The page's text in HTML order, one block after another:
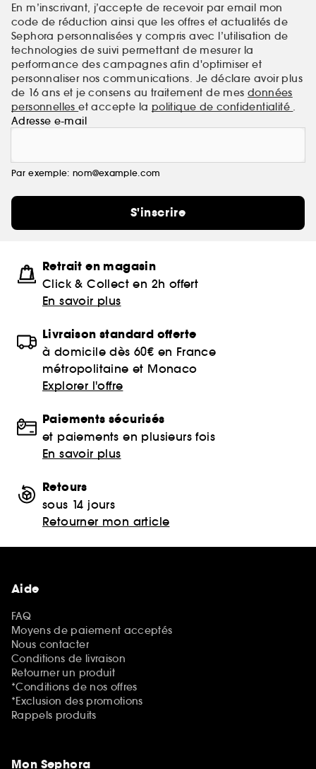
En m’inscrivant, j’accepte de recevoir par email mon
code de réduction ainsi que les offres et actualités de
Sephora personnalisées y compris avec l’utilisation de
technologies de suivi permettant de mesurer la
performance des campagnes afin d'optimiser et
personnaliser nos communications. Je déclare avoir plus
de 16 ans et je consens au traitement de mes données
personnelleset accepte la politique de confidentialité
Adresse e-mail
Par exemple: nom@example.com
S'inscrire
Retrait en magasin
Click & Collect en 2h offert
En savoir plus
Livraison standard offerte
à domicile dès 60€ en France
métropolitaine et Monaco
Explorer l'offre
Paiements sécurisés
et paiements en plusieurs fois
En savoir plus
Retours
sous 14 jours
Retourner mon article
Aide
FAQ
Moyens de paiement acceptés
Nous contacter
Conditions de livraison
Retourner un produit
*Conditions de nos offres
*Exclusion des promotions
Rappels produits
Mon Sephora